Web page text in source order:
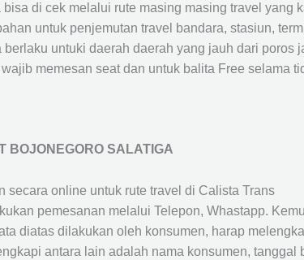
di cek melalui rute masing masing travel yang
untuk penjemutan travel bandara, stasiun,
berlaku untuki daerah daerah yang jauh dari
memesan seat dan untuk balita Free selama
BOJONEGORO SALATIGA
secara online untuk rute travel di Calista Trans
pemesanan melalui Telepon, Whastapp.
diatas dilakukan oleh konsumen, harap
antara lain adalah nama konsumen,